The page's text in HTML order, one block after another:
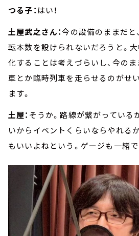
つる子： はい！
土屋武之さん：今の設備のままだと
転本数を設けられないだろうと。
化することは考えづらいし、今の
車とか臨時列車を走らせるのがせ
ます。
土屋： そうか。路線が繋がっている
いからイベントくらいならやれる
もいいよねという。ゲージも一緒で・